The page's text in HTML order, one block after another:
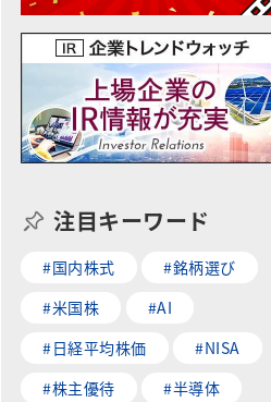
注目キーワード
#国内株式
#銘柄選び
#米国株
#AI
#日経平均株価
#NISA
#株主優待
#半導体